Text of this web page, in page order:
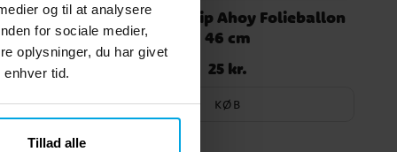
og til at analysere
for sociale medier,
oplysninger, du har givet
tid.
Tillad alle
cm
Pirate Hip Hip Ahoy Folieballon
46 cm
Pris: 25 kr.
25 kr.
KØB